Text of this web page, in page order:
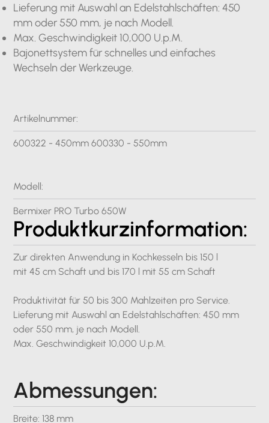
Lieferung mit Auswahl an Edelstahlschäften: 450
mm oder 550 mm, je nach Modell.
Max. Geschwindigkeit 10,000 U.p.M.
Bajonettsystem für schnelles und einfaches
Wechseln der Werkzeuge.
Artikelnummer:
600322 - 450mm 600330 - 550mm
Modell:
Bermixer PRO Turbo 650W
Produktkurzinformation:
Zur direkten Anwendung in Kochkesseln bis 150 l
mit 45 cm Schaft und bis 170 l mit 55 cm Schaft
Produktivität für 50 bis 300 Mahlzeiten pro Service.
Lieferung mit Auswahl an Edelstahlschäften: 450 mm
oder 550 mm, je nach Modell.
Max. Geschwindigkeit 10,000 U.p.M.
Abmessungen:
Breite: 138 mm